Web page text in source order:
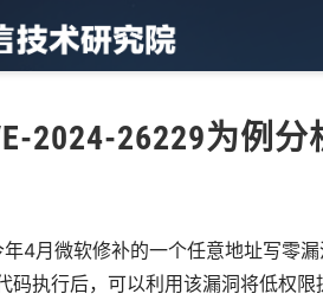
2024-26229为例分
4月微软修补的一个任意地址写零
码执行后，可以利用该漏洞将低权